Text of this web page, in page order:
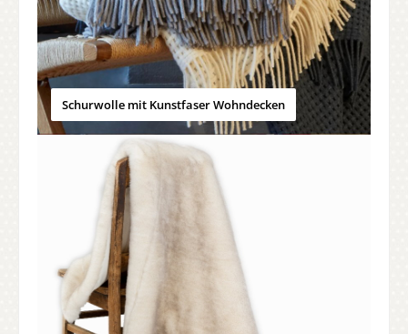
Schurwolle mit Kunstfaser Wohndecken